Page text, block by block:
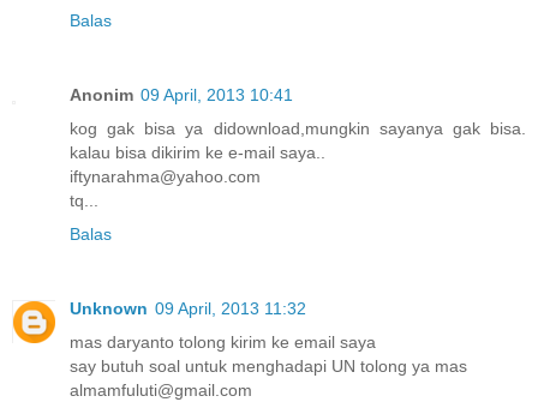
Balas
Anonim 09 April, 2013 10:41
kog gak bisa ya didownload,mungkin sayanya gak bisa.
kalau bisa dikirim ke e-mail saya..
iftynarahma@yahoo.com
tq...
Balas
Unknown 09 April, 2013 11:32
mas daryanto tolong kirim ke email saya
say butuh soal untuk menghadapi UN tolong ya mas
almamfuluti@gmail.com